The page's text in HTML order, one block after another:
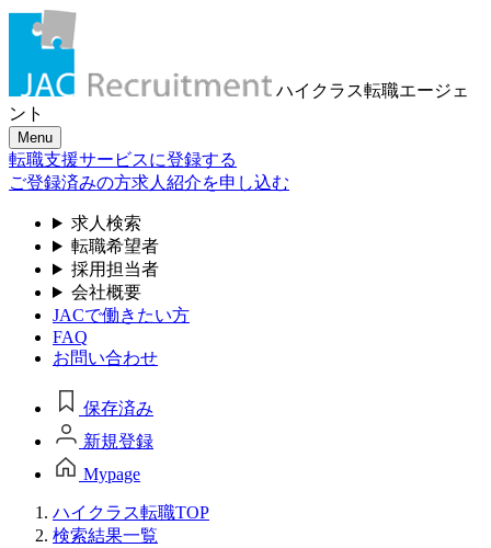
ハイクラス転職エージェ
ント
Menu
転職支援サービスに登録する
ご登録済みの方求人紹介を申し込む
求人検索
転職希望者
採用担当者
会社概要
JACで働きたい方
FAQ
お問い合わせ
保存済み
新規登録
Mypage
ハイクラス転職TOP
検索結果一覧